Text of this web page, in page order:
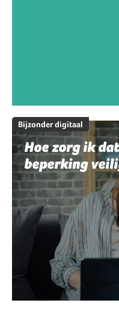
Bijzonder digitaal
Hoe zorg ik
beperking